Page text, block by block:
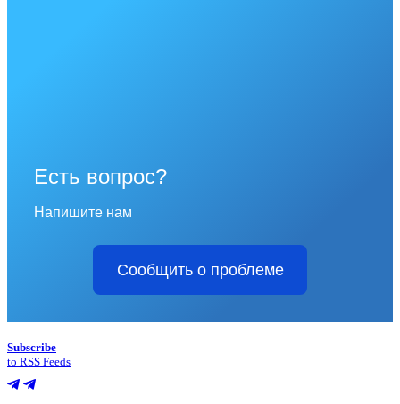
Есть вопрос?
Напишите нам
Сообщить о проблеме
Subscribe
to RSS Feeds